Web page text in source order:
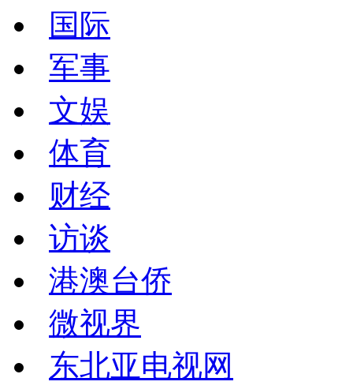
国际
军事
文娱
体育
财经
访谈
港澳台侨
微视界
东北亚电视网